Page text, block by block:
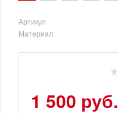
Артикул
Материал
1 500 руб.